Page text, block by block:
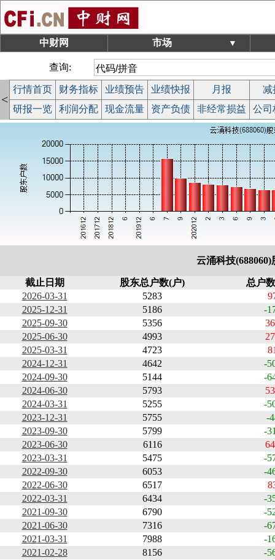
中财网 市场 ▼
查询:
<
行情首页 财务指标 业绩预告 业绩快报 月报
减
研报一览
利润分配 现金流量 资产负债 非经常损益 公司
云涌科技(688060)
截止日期 股东总户数(户)
总户
2026-03-31
5283
2025-12-31
5186
-
2025-09-30
5356
2025-06-30
4993
2025-03-31
4723
2024-12-31
4642
-
2024-09-30
5144
-
2024-06-30
5793
2024-03-31
5255
-
2023-12-31
5755
-
2023-09-30
5799
-
2023-06-30
6116
2023-03-31
5475
-
2022-09-30
6053
-
2022-06-30
6517
2022-03-31
6434
-
2021-09-30
6790
-
2021-06-30
7316
-
2021-03-31
7988
-
2021-02-28
8156
-